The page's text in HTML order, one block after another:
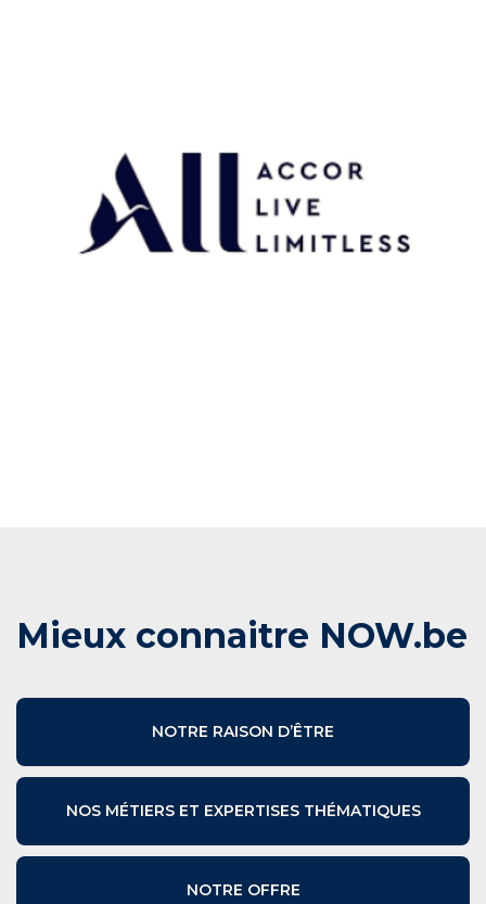
Mieux connaitre NOW.be
NOTRE RAISON D’ÊTRE
NOS MÉTIERS ET EXPERTISES THÉMATIQUES
NOTRE OFFRE